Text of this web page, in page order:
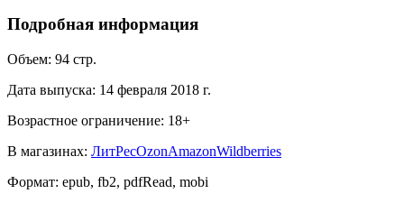
Подробная информация
Объем: 94 стр.
Дата выпуска: 14 февраля 2018 г.
Возрастное ограничение: 18+
В магазинах: ЛитРесOzonAmazonWildberries
Формат: epub, fb2, pdfRead, mobi